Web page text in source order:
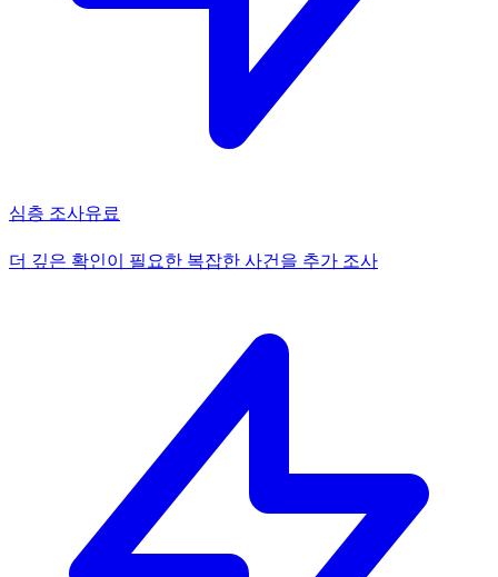
심층 조사유료
더 깊은 확인이 필요한 복잡한 사건을 추가 조사